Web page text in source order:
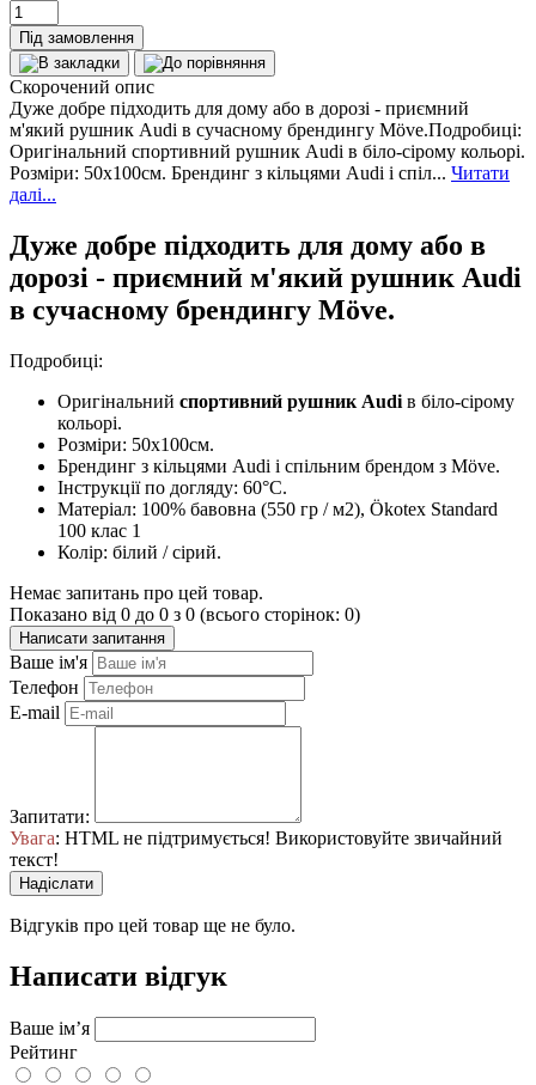
Під замовлення
Скорочений опис
Дуже добре підходить для дому або в дорозі - приємний
м'який рушник Audi в сучасному брендингу Möve.Подробиці:
Оригінальний спортивний рушник Audi в біло-сірому кольорі.
Розміри: 50x100см. Брендинг з кільцями Audi і спіл... Читати
далі...
Дуже добре підходить для дому або в
дорозі - приємний м'який рушник Audi
в сучасному брендингу Möve.
Подробиці:
Оригінальний спортивний рушник Audi в біло-сірому
кольорі.
Розміри: 50x100см.
Брендинг з кільцями Audi і спільним брендом з Möve.
Інструкції по догляду: 60°C.
Матеріал: 100% бавовна (550 гр / м2), Ökotex Standard
100 клас 1
Колір: білий / сірий.
Немає запитань про цей товар.
Показано від 0 до 0 з 0 (всього сторінок: 0)
Написати запитання
Ваше ім'я
Телефон
E-mail
Запитати:
Увага: HTML не підтримується! Використовуйте звичайний
текст!
Надіслати
Відгуків про цей товар ще не було.
Написати відгук
Ваше ім’я
Рейтинг